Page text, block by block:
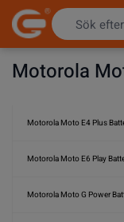
Hoppa till innehållet
Motorola
Motorola Moto E4 Plus
Motorola Moto E6 Play
Motorola Moto G Power